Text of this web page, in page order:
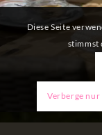
Diese Seite
stimmst
Verberge